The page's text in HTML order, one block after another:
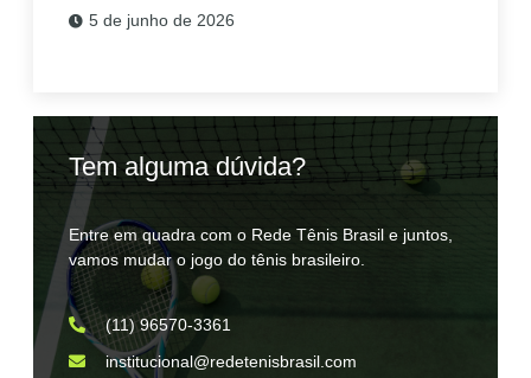
5 de junho de 2026
Tem alguma dúvida?
Entre em quadra com o Rede Tênis Brasil e juntos,
vamos mudar o jogo do tênis brasileiro.
(11) 96570-3361
institucional@redetenisbrasil.com